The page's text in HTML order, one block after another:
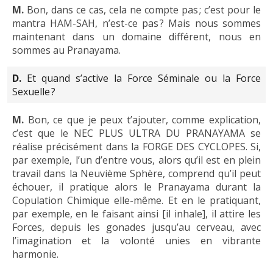
M. Bon, dans ce cas, cela ne compte pas ; c’est pour le
mantra HAM-SAH, n’est-ce pas ? Mais nous sommes
maintenant dans un domaine différent, nous en
sommes au Pranayama.
D. Et quand s’active la Force Séminale ou la Force
Sexuelle ?
M. Bon, ce que je peux t’ajouter, comme explication,
c’est que le NEC PLUS ULTRA DU PRANAYAMA se
réalise précisément dans la FORGE DES CYCLOPES. Si,
par exemple, l’un d’entre vous, alors qu’il est en plein
travail dans la Neuvième Sphère, comprend qu’il peut
échouer, il pratique alors le Pranayama durant la
Copulation Chimique elle-même. Et en le pratiquant,
par exemple, en le faisant ainsi [il inhale], il attire les
Forces, depuis les gonades jusqu’au cerveau, avec
l’imagination et la volonté unies en vibrante
harmonie.